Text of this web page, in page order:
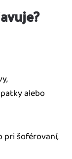
alebo
pri šoférovaní,